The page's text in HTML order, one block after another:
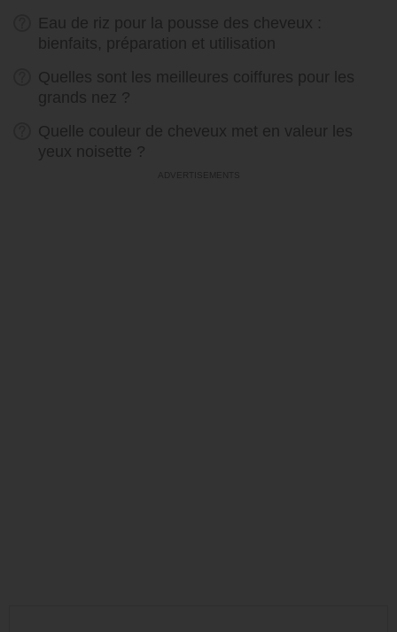
Eau de riz pour la pousse des cheveux :
bienfaits, préparation et utilisation
Quelles sont les meilleures coiffures pour les
grands nez ?
Quelle couleur de cheveux met en valeur les
yeux noisette ?